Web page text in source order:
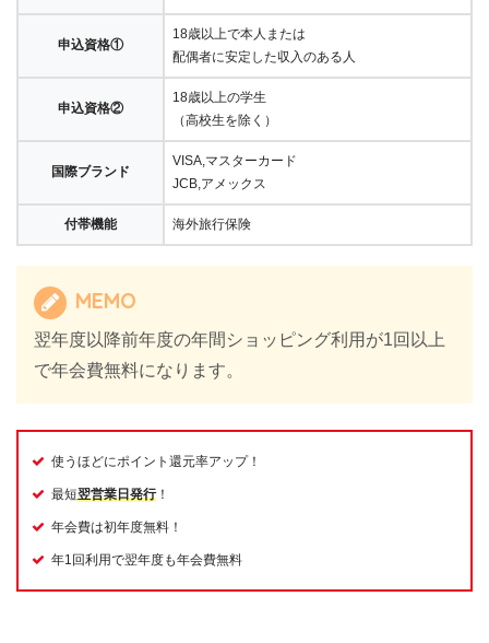
申込資格①
18歳以上で本人または
配偶者に安定した収入のある人
申込資格②
18歳以上の学生
（高校生を除く）
国際ブランド
VISA,マスターカード
JCB,アメックス
付帯機能 海外旅行保険
MEMO
翌年度以降前年度の年間ショッピング利用が1回以上
で年会費無料になります。
使うほどにポイント還元率アップ！
最短翌営業日発行！
年会費は初年度無料！
年1回利用で翌年度も年会費無料